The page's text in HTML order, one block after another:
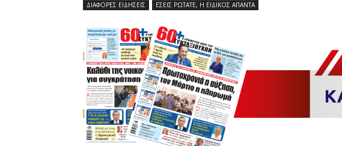
ΔΙΑΦΟΡΕΣ ΕΙΔΗΣΕΙΣ ΕΣΕΙΣ ΡΩΤΑΤΕ, Η ΕΙΔΙΚΟΣ ΑΠΑΝΤΑ